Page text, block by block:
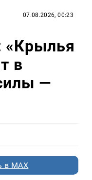
07.08.2026, 00:23
«Крылья
в
—
в MAX